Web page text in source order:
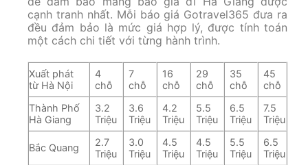
cạnh tranh nhất. Mỗi báo giá Gotravel365 đưa ra
đều đảm bảo là mức giá hợp lý, được tính toán
một cách chi tiết với từng hành trình.
Xuất phát
từ Hà Nội
4
chỗ
7
chỗ
16
chỗ
29
chỗ
35
chỗ
45
chỗ
Thành Phố
Hà Giang
3.2
Triệu
3.6
Triệu
4.2
Triệu
5.5
Triệu
6.5
Triệu
7.5
Triệu
Bắc Quang
2.7
Triệu
3.0
Triệu
4.5
Triệu
4.5
Triệu
5.5
Triệu
6.5
Triệu